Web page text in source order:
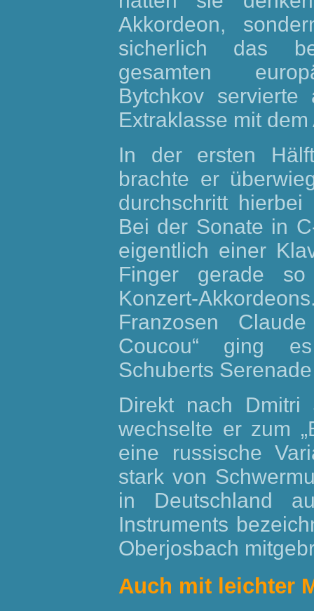
Akkordeon,
sicherlich das
gesamten
Bytchkov
Extraklasse mit
In der ersten
brachte er
durchschritt
Bei der Sonate in
eigentlich einer
Finger gerade
Konzert-
Franzosen
Coucou“ ging
Schuberts
Direkt nach Dmitri
wechselte er zum
eine russische
stark von
in Deutschland
Instruments
Oberjosbach
Auch mit leichter